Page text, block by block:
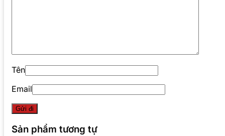
Tên
Email
Sản phẩm tương tự